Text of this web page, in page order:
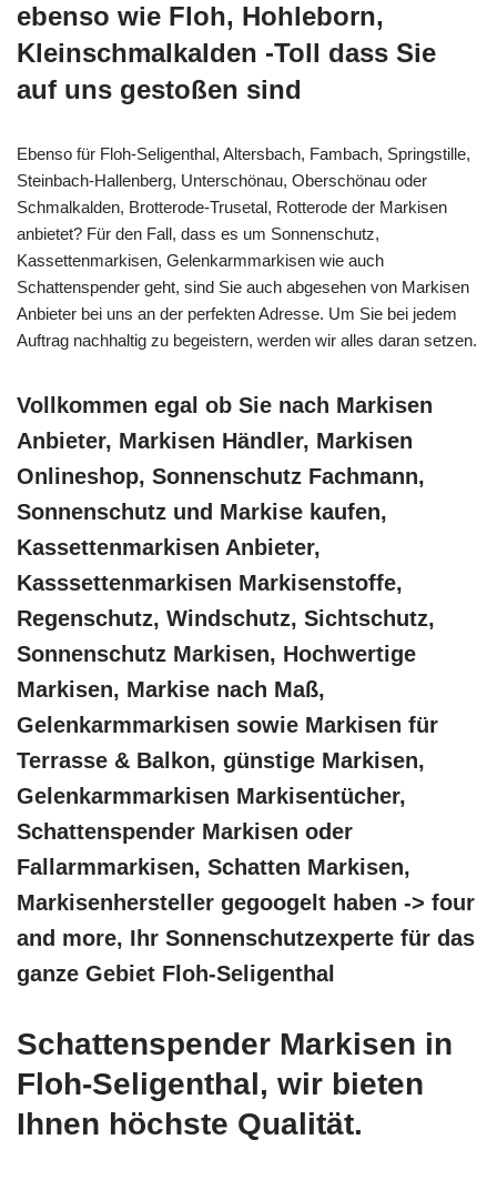
ebenso wie Floh, Hohleborn,
Kleinschmalkalden -Toll dass Sie
auf uns gestoßen sind
Ebenso für Floh-Seligenthal, Altersbach, Fambach, Springstille,
Steinbach-Hallenberg, Unterschönau, Oberschönau oder
Schmalkalden, Brotterode-Trusetal, Rotterode der Markisen
anbietet? Für den Fall, dass es um Sonnenschutz,
Kassettenmarkisen, Gelenkarmmarkisen wie auch
Schattenspender geht, sind Sie auch abgesehen von Markisen
Anbieter bei uns an der perfekten Adresse. Um Sie bei jedem
Auftrag nachhaltig zu begeistern, werden wir alles daran setzen.
Vollkommen egal ob Sie nach Markisen
Anbieter, Markisen Händler, Markisen
Onlineshop, Sonnenschutz Fachmann,
Sonnenschutz und Markise kaufen,
Kassettenmarkisen Anbieter,
Kasssettenmarkisen Markisenstoffe,
Regenschutz, Windschutz, Sichtschutz,
Sonnenschutz Markisen, Hochwertige
Markisen, Markise nach Maß,
Gelenkarmmarkisen sowie Markisen für
Terrasse & Balkon, günstige Markisen,
Gelenkarmmarkisen Markisentücher,
Schattenspender Markisen oder
Fallarmmarkisen, Schatten Markisen,
Markisenhersteller gegoogelt haben -> four
and more, Ihr Sonnenschutzexperte für das
ganze Gebiet Floh-Seligenthal
Schattenspender Markisen in
Floh-Seligenthal, wir bieten
Ihnen höchste Qualität.